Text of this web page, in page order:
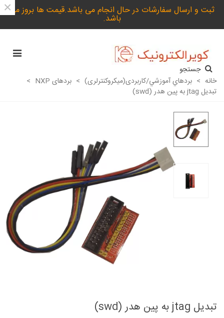
ثبت و ارسال سفارشات در حال انجام می باشد.قیمت ها بروز می
باشد.
×
جستجو
خانه > بردهاي آموزشي/کاربردی(میکروکنترلری) > بردهای NXP
>
تبدیل jtag به پین هدر (swd)
تبدیل jtag به پین هدر (swd)